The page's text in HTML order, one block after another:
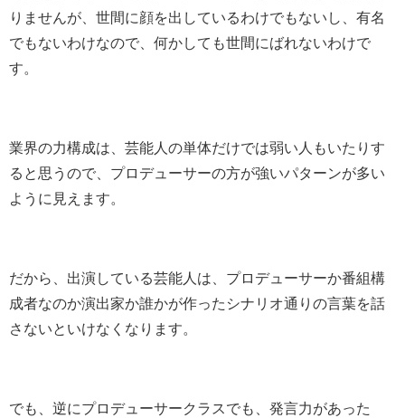
りませんが、世間に顔を出しているわけでもないし、有名
でもないわけなので、何かしても世間にばれないわけで
す。
業界の力構成は、芸能人の単体だけでは弱い人もいたりす
ると思うので、プロデューサーの方が強いパターンが多い
ように見えます。
だから、出演している芸能人は、プロデューサーか番組構
成者なのか演出家か誰かが作ったシナリオ通りの言葉を話
さないといけなくなります。
でも、逆にプロデューサークラスでも、発言力があった